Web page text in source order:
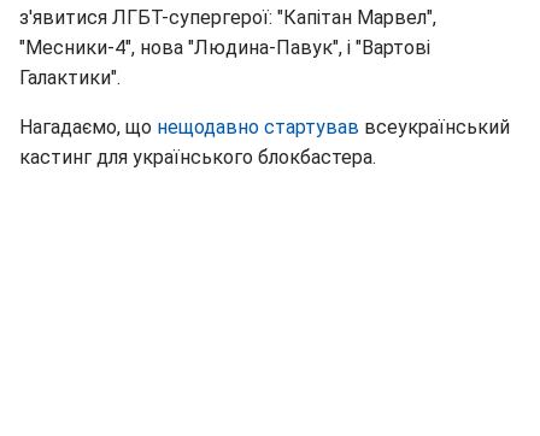
з'явитися ЛГБТ-супергерої: "Капітан Марвел",
"Месники-4", нова "Людина-Павук", і "Вартові
Галактики".
Нагадаємо, що нещодавно стартував всеукраїнський
кастинг для українського блокбастера.